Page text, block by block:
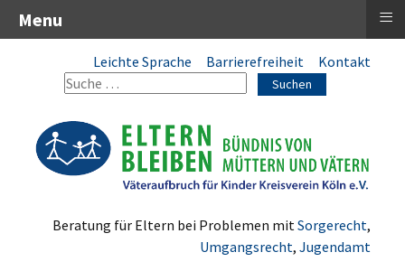
Leichte Sprache Barrierefreiheit Kontakt
Suchen
Beratung für Eltern bei Problemen mit Sorgerecht,
Umgangsrecht, Jugendamt
Menu ≡